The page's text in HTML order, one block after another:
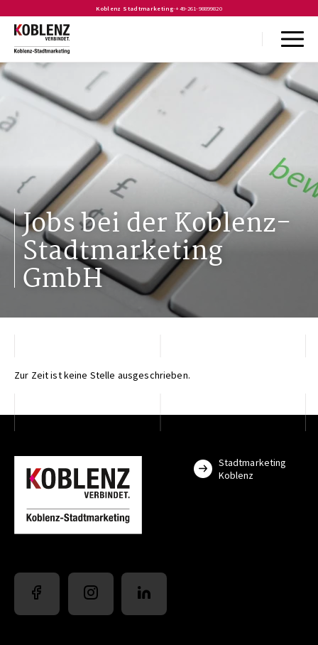
Koblenz Stadtmarketing-+49-261-98899820
Jobs bei der Koblenz-
Stadtmarketing
GmbH
Zur Zeit ist keine Stelle ausgeschrieben.
Stadtmarketing
Koblenz